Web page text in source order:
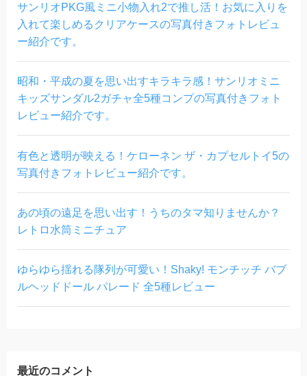
サンリオPKG風ミニ小物入れ2で推し活！お気に入りを
入れて楽しめるクリアケースの写真付きフォトレビュ
ー紹介です。
昭和・平成の夏を思い出すキラキラ感！サンリオミニ
キッズサンダル2ガチャ全5種コンプの写真付きフォト
レビュー紹介です。
有色と透明が映える！ケローネン ザ・カプセルトイ5の
写真付きフォトレビュー紹介です。
あの頃の遠足を思い出す！うちのタマ知りませんか？
レトロ水筒ミニチュア
ゆらゆら揺れる隊列が可愛い！Shaky! モンチッチ バブ
ルヘッドドール パレード 全5種レビュー
最近のコメント